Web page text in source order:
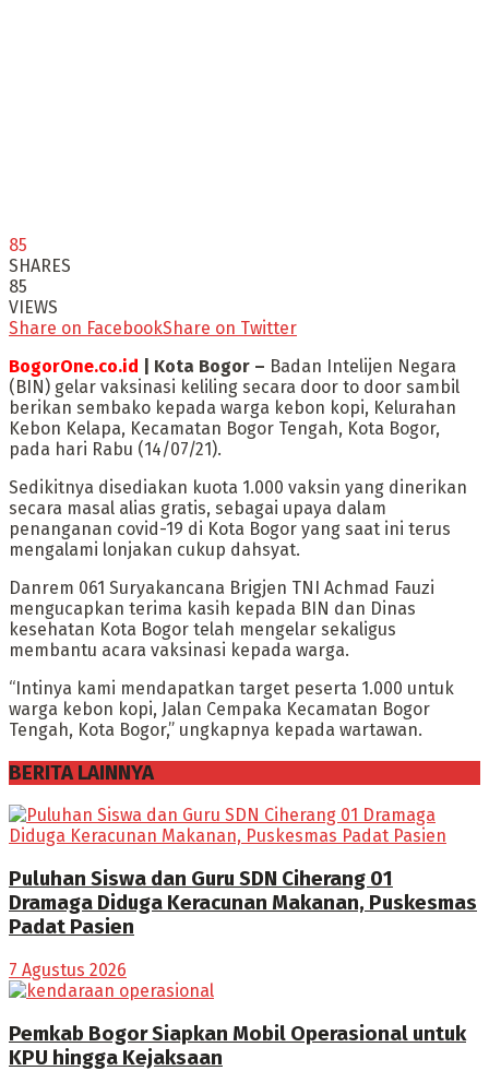
85
SHARES
85
VIEWS
Share on FacebookShare on Twitter
BogorOne.co.id | Kota Bogor – Badan Intelijen Negara
(BIN) gelar vaksinasi keliling secara door to door sambil
berikan sembako kepada warga kebon kopi, Kelurahan
Kebon Kelapa, Kecamatan Bogor Tengah, Kota Bogor,
pada hari Rabu (14/07/21).
Sedikitnya disediakan kuota 1.000 vaksin yang dinerikan
secara masal alias gratis, sebagai upaya dalam
penanganan covid-19 di Kota Bogor yang saat ini terus
mengalami lonjakan cukup dahsyat.
Danrem 061 Suryakancana Brigjen TNI Achmad Fauzi
mengucapkan terima kasih kepada BIN dan Dinas
kesehatan Kota Bogor telah mengelar sekaligus
membantu acara vaksinasi kepada warga.
“Intinya kami mendapatkan target peserta 1.000 untuk
warga kebon kopi, Jalan Cempaka Kecamatan Bogor
Tengah, Kota Bogor,” ungkapnya kepada wartawan.
BERITA LAINNYA
Puluhan Siswa dan Guru SDN Ciherang 01
Dramaga Diduga Keracunan Makanan, Puskesmas
Padat Pasien
7 Agustus 2026
Pemkab Bogor Siapkan Mobil Operasional untuk
KPU hingga Kejaksaan